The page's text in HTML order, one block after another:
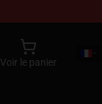
Voir le panier